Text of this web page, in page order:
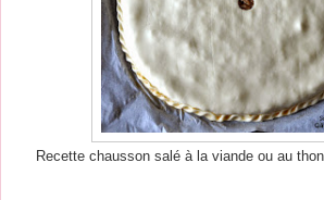
Recette chausson salé à la viande ou au